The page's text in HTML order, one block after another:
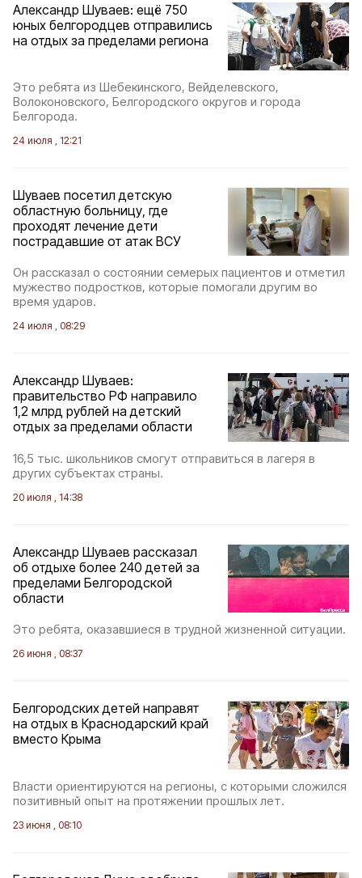
Александр Шуваев: ещё 750
юных белгородцев отправились
на отдых за пределами региона
Это ребята из Шебекинского, Вейделевского,
Волоконовского, Белгородского округов и города
Белгорода.
24 июля , 12:21
Шуваев посетил детскую
областную больницу, где
проходят лечение дети
пострадавшие от атак ВСУ
Он рассказал о состоянии семерых пациентов и отметил
мужество подростков, которые помогали другим во
время ударов.
24 июля , 08:29
Александр Шуваев:
правительство РФ направило
1,2 млрд рублей на детский
отдых за пределами области
16,5 тыс. школьников смогут отправиться в лагеря в
других субъектах страны.
20 июля , 14:38
Александр Шуваев рассказал
об отдыхе более 240 детей за
пределами Белгородской
области
Это ребята, оказавшиеся в трудной жизненной ситуации.
26 июня , 08:37
Белгородских детей направят
на отдых в Краснодарский край
вместо Крыма
Власти ориентируются на регионы, с которыми сложился
позитивный опыт на протяжении прошлых лет.
23 июня , 08:10